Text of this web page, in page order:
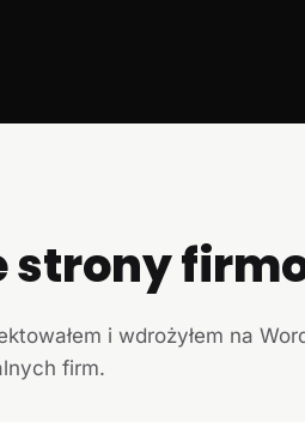
strony
i wdrożyłem na
firm.